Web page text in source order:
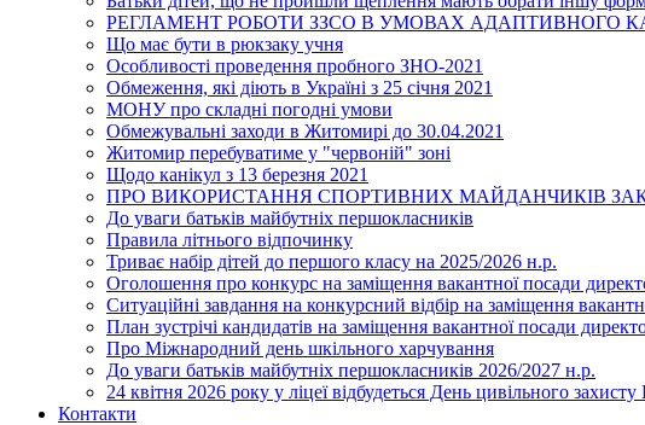
РЕГЛАМЕНТ РОБОТИ ЗЗСО В УМОВАХ АДАПТИВНОГО
Що має бути в рюкзаку учня
Особливості проведення пробного ЗНО-2021
Обмеження, які діють в Україні з 25 січня 2021
МОНУ про складні погодні умови
Обмежувальні заходи в Житомирі до 30.04.2021
Житомир перебуватиме у "червоній" зоні
Щодо канікул з 13 березня 2021
ПРО ВИКОРИСТАННЯ СПОРТИВНИХ МАЙДАНЧИКІВ
До уваги батьків майбутніх першокласників
Правила літнього відпочинку
Триває набір дітей до першого класу на 2025/2026 н.р.
Оголошення про конкурс на заміщення вакантної посади
Ситуаційні завдання на конкурсний відбір на заміщення
План зустрічі кандидатів на заміщення вакантної посади
Про Міжнародний день шкільного харчування
До уваги батьків майбутніх першокласників 2026/2027 н.р.
24 квітня 2026 року у ліцеї відбудеться День цивільного
Контакти